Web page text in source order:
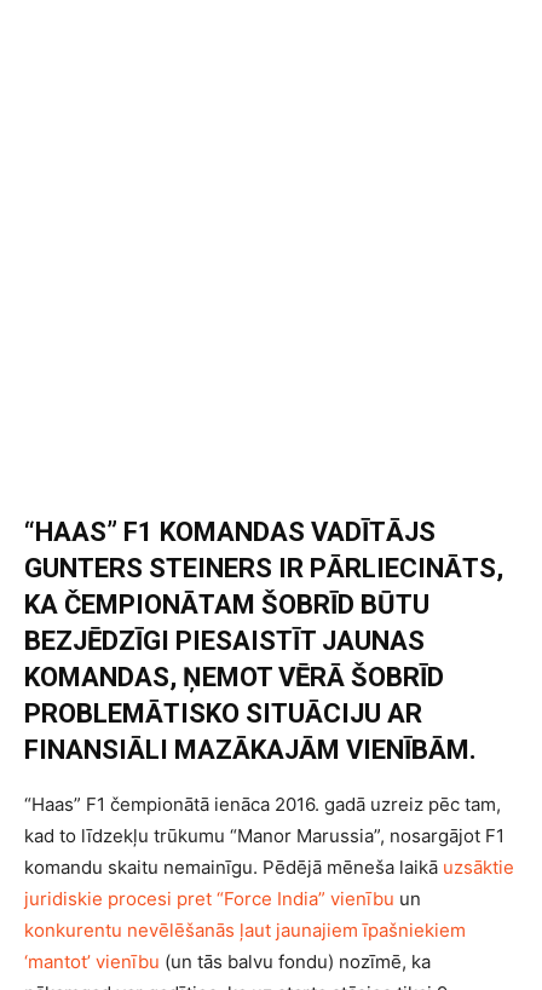
“HAAS” F1 KOMANDAS VADĪTĀJS
GUNTERS STEINERS IR PĀRLIECINĀTS,
KA ČEMPIONĀTAM ŠOBRĪD BŪTU
BEZJĒDZĪGI PIESAISTĪT JAUNAS
KOMANDAS, ŅEMOT VĒRĀ ŠOBRĪD
PROBLEMĀTISKO SITUĀCIJU AR
FINANSIĀLI MAZĀKAJĀM VIENĪBĀM.
“Haas” F1 čempionātā ienāca 2016. gadā uzreiz pēc tam,
kad to līdzekļu trūkumu “Manor Marussia”, nosargājot F1
komandu skaitu nemainīgu. Pēdējā mēneša laikā uzsāktie
juridiskie procesi pret “Force India” vienību un
konkurentu nevēlēšanās ļaut jaunajiem īpašniekiem
‘mantot’ vienību (un tās balvu fondu) nozīmē, ka